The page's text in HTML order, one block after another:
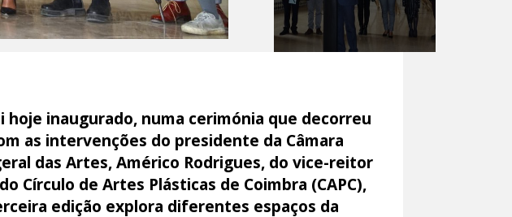
inaugurado, numa cerimónia que decorreu
as intervenções do presidente da Câmara
das Artes, Américo Rodrigues, do vice-reitor
Círculo de Artes Plásticas de Coimbra (CAPC),
edição explora diferentes espaços da